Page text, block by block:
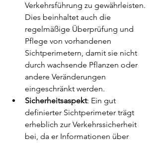
Verkehrsführung zu gewährleisten.
Dies beinhaltet auch die
regelmäßige Überprüfung und
Pflege von vorhandenen
Sichtperimetern, damit sie nicht
durch wachsende Pflanzen oder
andere Veränderungen
eingeschränkt werden.
Sicherheitsaspekt: Ein gut
definierter Sichtperimeter trägt
erheblich zur Verkehrssicherheit
bei, da er Informationen über